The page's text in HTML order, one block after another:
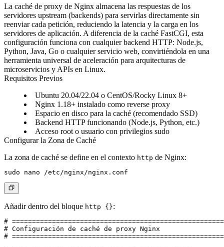
La caché de proxy de Nginx almacena las respuestas de los
servidores upstream (backends) para servirlas directamente sin
reenviar cada petición, reduciendo la latencia y la carga en los
servidores de aplicación. A diferencia de la caché FastCGI, esta
configuración funciona con cualquier backend HTTP: Node.js,
Python, Java, Go o cualquier servicio web, convirtiéndola en una
herramienta universal de aceleración para arquitecturas de
microservicios y APIs en Linux.
Requisitos Previos
Ubuntu 20.04/22.04 o CentOS/Rocky Linux 8+
Nginx 1.18+ instalado como reverse proxy
Espacio en disco para la caché (recomendado SSD)
Backend HTTP funcionando (Node.js, Python, etc.)
Acceso root o usuario con privilegios sudo
Configurar la Zona de Caché
La zona de caché se define en el contexto http de Nginx:
Añadir dentro del bloque http {}:
#
# Configuración de caché de proxy Nginx
#